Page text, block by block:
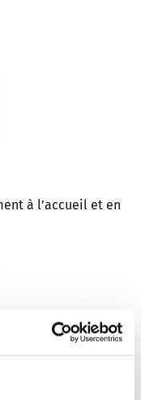
à l’accueil et en